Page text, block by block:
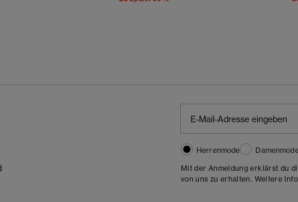
Herrenmode
Mit der Anmeldung erklärst du
von uns zu erhalten. Weitere